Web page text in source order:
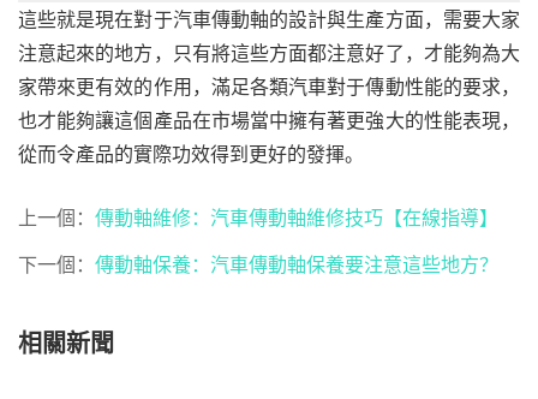
這些就是現在對于汽車傳動軸的設計與生產方面，需要大家
注意起來的地方，只有將這些方面都注意好了，才能夠為大
家帶來更有效的作用，滿足各類汽車對于傳動性能的要求，
也才能夠讓這個產品在市場當中擁有著更強大的性能表現，
從而令產品的實際功效得到更好的發揮。
上一個： 傳動軸維修：汽車傳動軸維修技巧【在線指導】
下一個： 傳動軸保養：汽車傳動軸保養要注意這些地方？
相關新聞